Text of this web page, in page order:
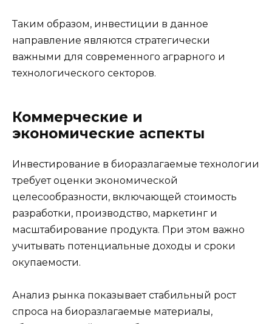
Таким образом, инвестиции в данное
направление являются стратегически
важными для современного аграрного и
технологического секторов.
Коммерческие и
экономические аспекты
Инвестирование в биоразлагаемые технологии
требует оценки экономической
целесообразности, включающей стоимость
разработки, производство, маркетинг и
масштабирование продукта. При этом важно
учитывать потенциальные доходы и сроки
окупаемости.
Анализ рынка показывает стабильный рост
спроса на биоразлагаемые материалы,